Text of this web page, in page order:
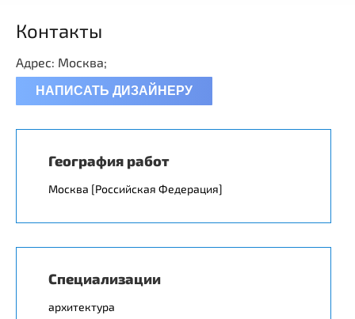
Контакты
Адрес: Москва;
НАПИСАТЬ ДИЗАЙНЕРУ
География работ
Москва [Российская Федерация]
Специализации
архитектура